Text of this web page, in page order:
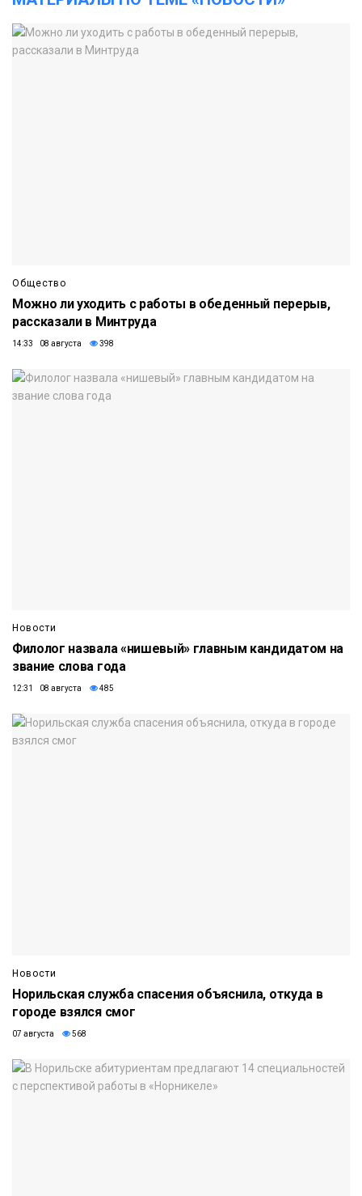
Общество
Можно ли уходить с работы в обеденный перерыв,
рассказали в Минтруда
14:33 08 августа 398
Новости
Филолог назвала «нишевый» главным кандидатом на
звание слова года
12:31 08 августа 485
Новости
Норильская служба спасения объяснила, откуда в
городе взялся смог
07 августа 568